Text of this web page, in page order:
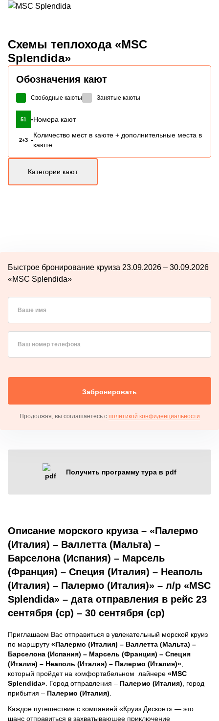
Схемы теплохода «MSC
Splendida»
Обозначения кают
Свободные каюты Занятые каюты
51 -Номера кают
2+3 -
Количество мест в каюте + дополнительные места в
каюте
Категории кают
Быстрое бронирование круиза 23.09.2026 – 30.09.2026
«MSC Splendida»
Ваше имя
Ваш номер телефона
Забронировать
Продолжая, вы соглашаетесь с политикой конфиденциальности
Получить программу тура в pdf
Описание морского круиза – «Палермо
(Италия) – Валлетта (Мальта) –
Барселона (Испания) – Марсель
(Франция) – Специя (Италия) – Неаполь
(Италия) – Палермо (Италия)» – л/р «MSC
Splendida» – дата отправления в рейс 23
сентября (ср) – 30 сентября (ср)
Приглашаем Вас отправиться в увлекательный морской круиз
по маршруту «Палермо (Италия) – Валлетта (Мальта) –
Барселона (Испания) – Марсель (Франция) – Специя
(Италия) – Неаполь (Италия) – Палермо (Италия)»
который пройдет на комфортабельном лайнере «MSC
Splendida» . Город отправления – Палермо (Италия) , город
прибытия – Палермо (Италия)
Каждое путешествие с компанией «Круиз Дисконт» — это
шанс отправиться в захватывающее приключение